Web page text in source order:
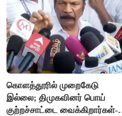
கொளத்தூரில் முறைகேடு
இல்லை; திமுகவினர் பொய்
குற்றச்சாட்டை வைக்கிறார்கள்-